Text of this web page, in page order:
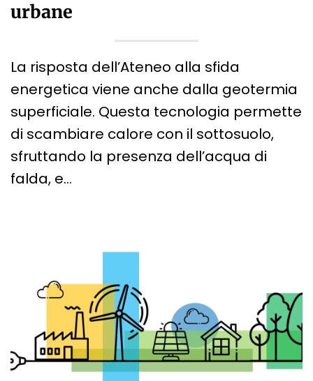
urbane
La risposta dell’Ateneo alla sfida
energetica viene anche dalla geotermia
superficiale. Questa tecnologia permette
di scambiare calore con il sottosuolo,
sfruttando la presenza dell’acqua di
falda, e…